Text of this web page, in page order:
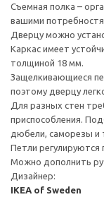
Съемная полка –
вашими
Дверцу можно
Каркас имеет
толщиной 18 мм.
Защелкивающиеся
поэтому дверцу
Для разных стен
приспособления.
дюбели, саморезы и
Петли регулируются
Можно дополнить
Дизайнер:
IKEA of Sweden